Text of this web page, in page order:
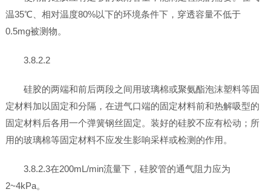
温35℃、相对温度80%以下的环境条件下，穿透容量不低于
0.5mg被测物。
3.8.2.2
硅胶的两端和前后两段之间用玻璃棉或聚氨酯泡沫塑料等固
定材料加以固定和分隔，在进气口端的固定材料前和热解吸型的
固定材料后各用一个弹簧钢丝固定。装好的硅胶不应有松动；所
用的玻璃棉等固定材料不应发生影响采样或检测的作用。
3.8.2.3在200mL/min流量下，硅胶管的通气阻力应为
2~4kPa。